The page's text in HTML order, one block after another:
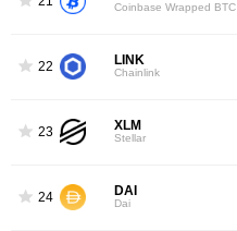
Coinbase Wrapped BTC
22 LINK
Chainlink
23 XLM
Stellar
24 DAI
Dai